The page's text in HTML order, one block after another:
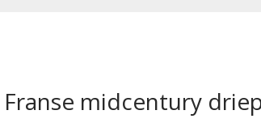
Franse midcentury